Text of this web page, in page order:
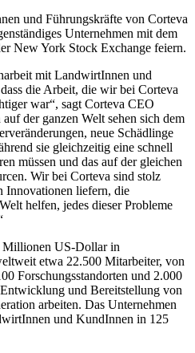
und Führungskräfte von Corteva
Unternehmen mit dem
New York Stock Exchange feiern.
mit LandwirtInnen und
die Arbeit, die wir bei Corteva
war“, sagt Corteva CEO
der ganzen Welt sehen sich dem
neue Schädlinge
sie gleichzeitig eine schnell
müssen und das auf der gleichen
Wir bei Corteva sind stolz
Innovationen liefern, die
helfen, jedes dieser Probleme
Millionen US-Dollar in
etwa 22.500 Mitarbeiter, von
Forschungsstandorten und 2.000
und Bereitstellung von
arbeiten. Das Unternehmen
und KundInnen in 125